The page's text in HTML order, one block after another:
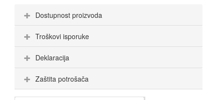
Dostupnost proizvoda
Troškovi isporuke
Deklaracija
Zaštita potrošača